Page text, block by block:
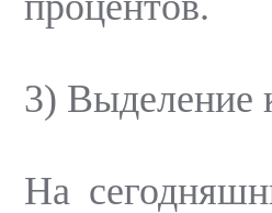
3) Выделение
На